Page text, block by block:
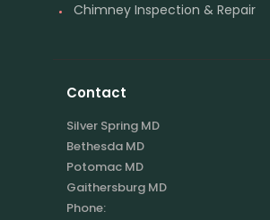
Chimney Inspection & Repair
Contact
Silver Spring MD
Bethesda MD
Potomac MD
Gaithersburg MD
Phone: